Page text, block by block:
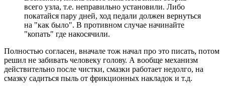
всего узла, т.е. неправильно установили. Либо
покатайся пару дней, ход педали должен вернуться
на "как было". В противном случае начинайте
"копать" где накосячили.
Полностью согласен, вначале тож начал про это писать, потом
решил не забивать человеку голову. А вообще механизм
действительно после чистки, смазки работает недолго, на
смазку садиться пыль от фрикционных накладок и т.д.